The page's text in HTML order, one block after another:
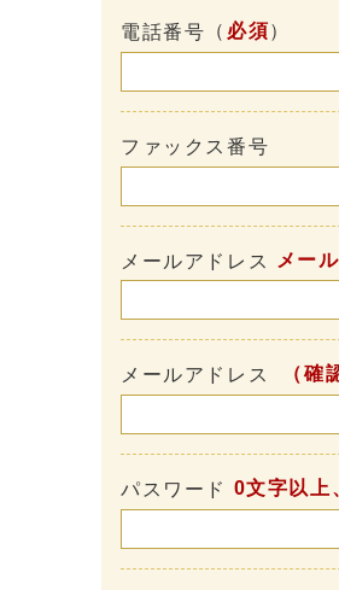
電話番号 （ 必須）
ファックス番号
メールアドレス メー
メールアドレス （確
パスワード 0文字以上